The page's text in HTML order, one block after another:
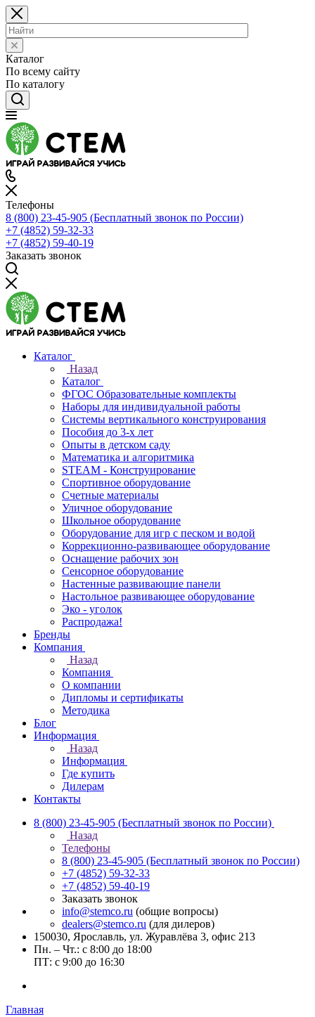
Каталог
По всему сайту
По каталогу
Телефоны
8 (800) 23-45-905 (Бесплатный звонок по России)
+7 (4852) 59-32-33
+7 (4852) 59-40-19
Заказать звонок
Каталог
Назад
Каталог
ФГОС Образовательные комплекты
Наборы для индивидуальной работы
Системы вертикального конструирования
Пособия до 3-х лет
Опыты в детском саду
Математика и алгоритмика
STEAM - Конструирование
Спортивное оборудование
Счетные материалы
Уличное оборудование
Школьное оборудование
Оборудование для игр с песком и водой
Коррекционно‑развивающее оборудование
Оснащение рабочих зон
Сенсорное оборудование
Настенные развивающие панели
Настольное развивающее оборудование
Эко - уголок
Распродажа!
Бренды
Компания
Назад
Компания
О компании
Дипломы и сертификаты
Методика
Блог
Информация
Назад
Информация
Где купить
Дилерам
Контакты
8 (800) 23-45-905 (Бесплатный звонок по России)
Назад
Телефоны
8 (800) 23-45-905 (Бесплатный звонок по России)
+7 (4852) 59-32-33
+7 (4852) 59-40-19
Заказать звонок
info@stemco.ru (общие вопросы)
dealers@stemco.ru (для дилеров)
150030, Ярославль, ул. Журавлёва 3, офис 213
Пн. – Чт.: с 8:00 до 18:00
ПТ: с 9:00 до 16:30
Главная